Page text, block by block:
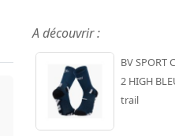
A découvrir :
BV SPORT
2 HIGH
trail